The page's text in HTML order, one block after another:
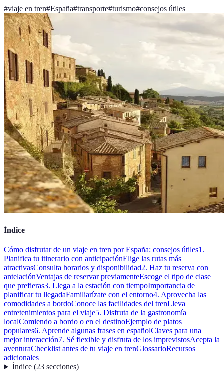
#viaje en tren#España#transporte#turismo#consejos útiles
Índice
Cómo disfrutar de un viaje en tren por España: consejos útiles1.
Planifica tu itinerario con anticipaciónElige las rutas más
atractivasConsulta horarios y disponibilidad2. Haz tu reserva con
antelaciónVentajas de reservar previamenteEscoge el tipo de clase
que prefieras3. Llega a la estación con tiempoImportancia de
planificar tu llegadaFamiliarízate con el entorno4. Aprovecha las
comodidades a bordoConoce las facilidades del trenLleva
entretenimientos para el viaje5. Disfruta de la gastronomía
localComiendo a bordo o en el destinoEjemplo de platos
populares6. Aprende algunas frases en españolClaves para una
mejor interacción7. Sé flexible y disfruta de los imprevistosAcepta la
aventuraChecklist antes de tu viaje en trenGlossarioRecursos
adicionales
Índice(23 secciones)